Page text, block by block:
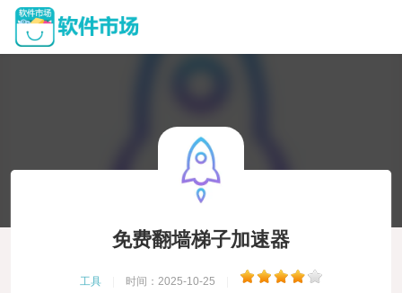
免费翻墙梯子加速器
工具 时间：2025-10-25